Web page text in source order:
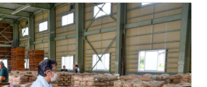
CLOSE
CLOSE